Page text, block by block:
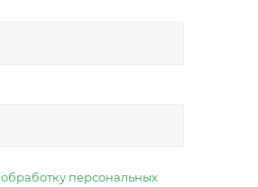
обработку персональных